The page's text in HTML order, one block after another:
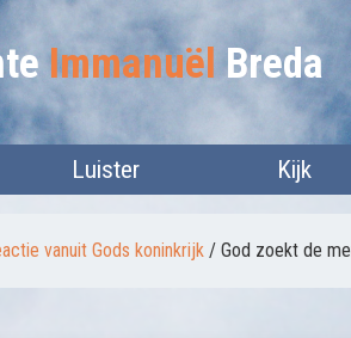
Immanuël Breda
Luister Kijk
vanuit Gods koninkrijk / God zoekt de